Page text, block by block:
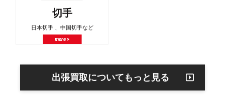
切手
日本切手 、中国切手など
more >
出張買取についてもっと見る